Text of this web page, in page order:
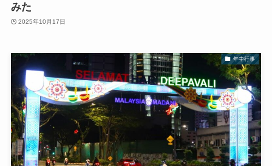
みた
2025年10月17日
年中行事